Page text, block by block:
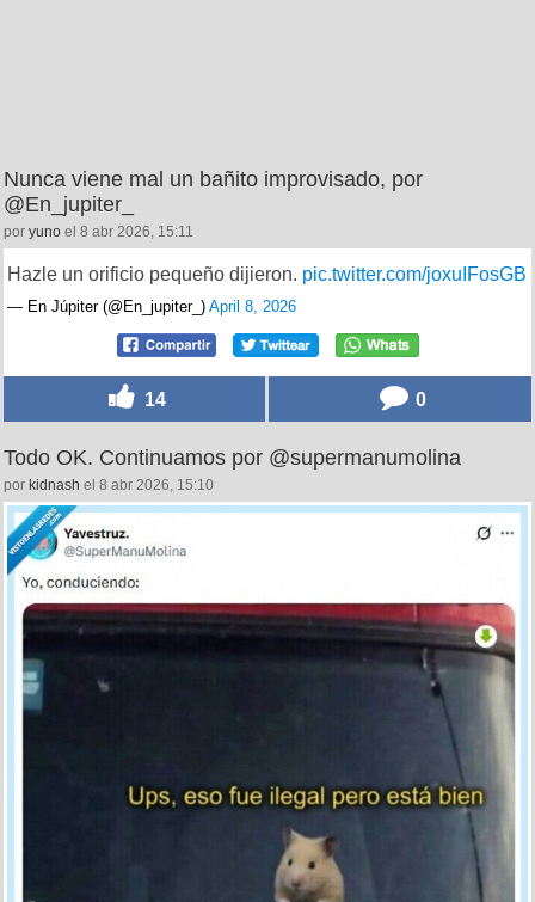
Nunca viene mal un bañito improvisado, por
@En_jupiter_
por yuno el 8 abr 2026, 15:11
Hazle un orificio pequeño dijieron. pic.twitter.com/joxuIFosGB
— En Júpiter (@En_jupiter_) April 8, 2026
14 0
Todo OK. Continuamos por @supermanumolina
por kidnash el 8 abr 2026, 15:10